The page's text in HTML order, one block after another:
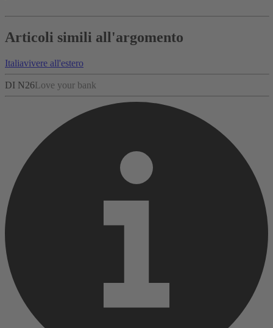
Articoli simili all'argomento
Italiavivere all'estero
DI N26Love your bank